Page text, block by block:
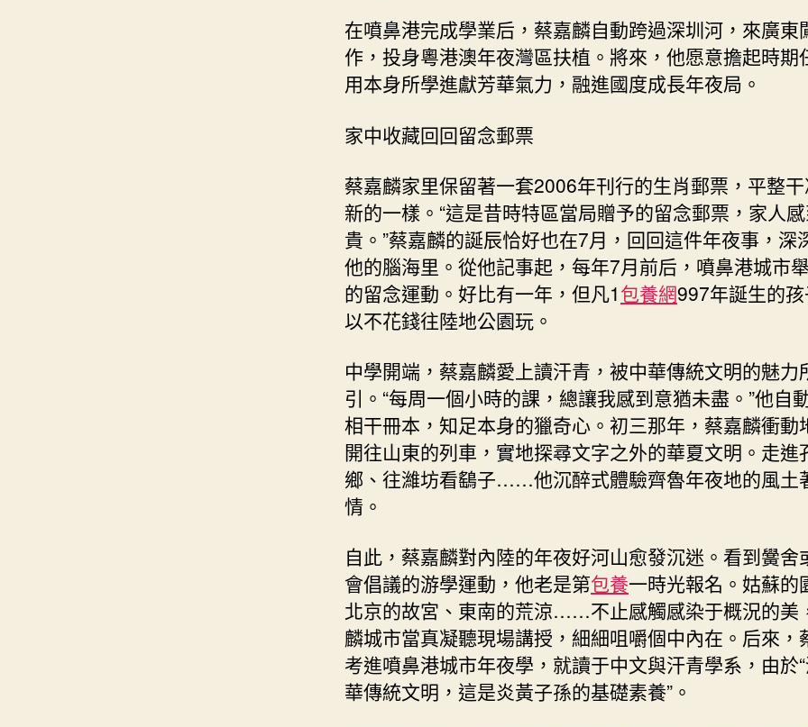
在噴鼻港完成學業后，蔡嘉麟自動跨過深圳河，來廣東
作，投身粵港澳年夜灣區扶植。將來，他愿意擔起時期
用本身所學進獻芳華氣力，融進國度成長年夜局。
家中收藏回回留念郵票
蔡嘉麟家里保留著一套2006年刊行的生肖郵票，平整
新的一樣。“這是昔時特區當局贈予的留念郵票，家人
貴。”蔡嘉麟的誕辰恰好也在7月，回回這件年夜事，深
他的腦海里。從他記事起，每年7月前后，噴鼻港城市
的留念運動。好比有一年，但凡1包養網997年誕生的
以不花錢往陸地公園玩。
中學開端，蔡嘉麟愛上讀汗青，被中華傳統文明的魅力
引。“每周一個小時的課，總讓我感到意猶未盡。”他自
相干冊本，知足本身的獵奇心。初三那年，蔡嘉麟衝動
開往山東的列車，實地探尋文字之外的華夏文明。走進
鄉、往濰坊看鷂子……他沉醉式體驗齊魯年夜地的風土
情。
自此，蔡嘉麟對內陸的年夜好河山愈發沉迷。看到黌舍
會倡議的游學運動，他老是第包養一時光報名。姑蘇的
北京的故宮、東南的荒涼……不止感觸感染于概況的美
麟城市當真凝聽現場講授，細細咀嚼個中內在。后來，
考進噴鼻港城市年夜學，就讀于中文與汗青學系，由於
華傳統文明，這是炎黃子孫的基礎素養”。